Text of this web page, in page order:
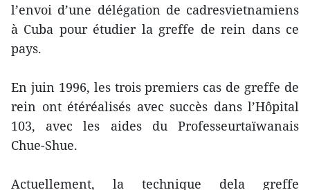
l’envoi d’une délégation de cadresvietnamiens
à Cuba pour étudier la greffe de rein dans ce
pays.
En juin 1996, les trois premiers cas de greffe de
rein ont étéréalisés avec succès dans l’Hôpital
103, avec les aides du Professeurtaïwanais
Chue-Shue.
Actuellement, la technique dela greffe